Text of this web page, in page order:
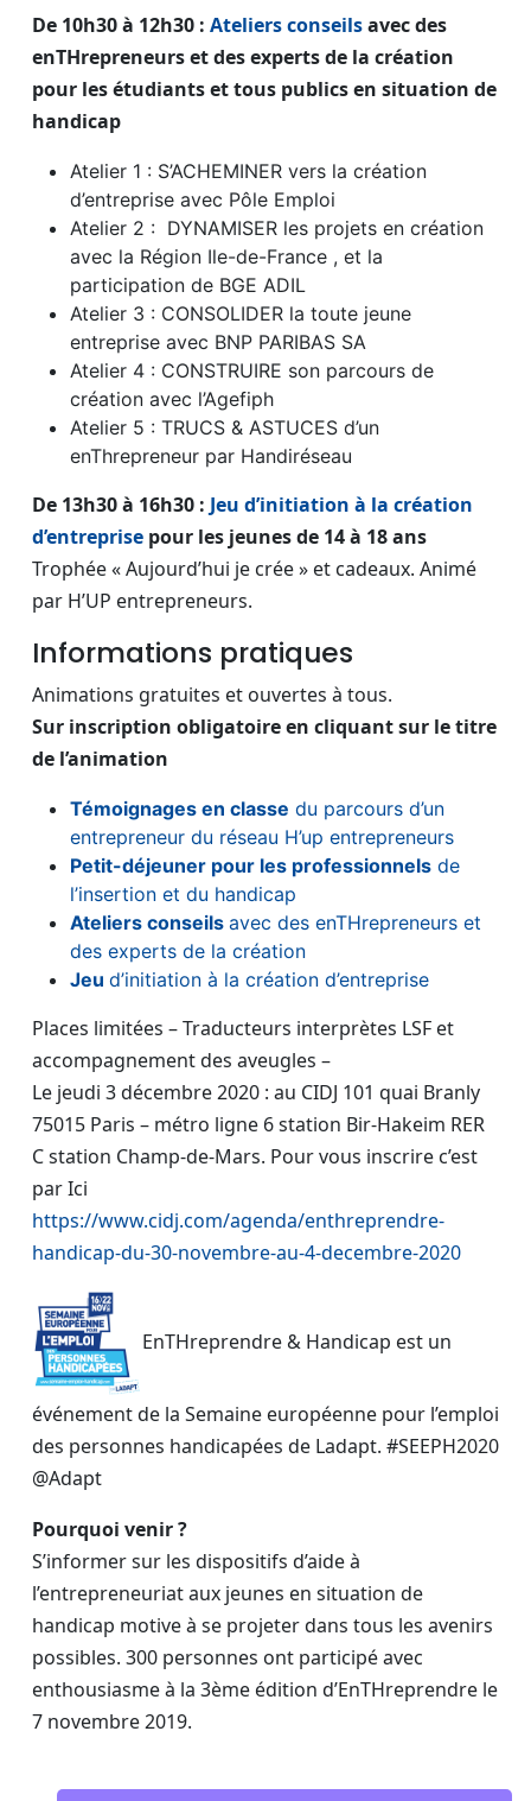
De 10h30 à 12h30 : Ateliers conseilsavec des
enTHrepreneurs et des experts de la création
pour les étudiants et tous publics en situation de
handicap
Atelier 1 : S’ACHEMINER vers la création
d’entreprise avec Pôle Emploi
Atelier 2 : DYNAMISER les projets en création
avec la Région Ile-de-France , et la
participation de BGE ADIL
Atelier 3 : CONSOLIDER la toute jeune
entreprise avec BNP PARIBAS SA
Atelier 4 : CONSTRUIRE son parcours de
création avec l’Agefiph
Atelier 5 : TRUCS & ASTUCES d’un
enThrepreneur par Handiréseau
De 13h30 à 16h30 : Jeu d’initiation à la création
d’entreprise pour les jeunes de 14 à 18 ans
Trophée « Aujourd’hui je crée » et cadeaux. Animé
par H’UP entrepreneurs.
Informations pratiques
Animations gratuites et ouvertes à tous.
Sur inscription obligatoire en cliquant sur le titre
de l’animation
Témoignages en classe du parcours d’un
entrepreneur du réseau H’up entrepreneurs
Petit-déjeuner pour les professionnels de
l’insertion et du handicap
Ateliers conseils avec des enTHrepreneurs et
des experts de la création
Jeu d’initiation à la création d’entreprise
Places limitées – Traducteurs interprètes LSF et
accompagnement des aveugles –
Le jeudi 3 décembre 2020 : au CIDJ 101 quai Branly
75015 Paris – métro ligne 6 station Bir-Hakeim RER
C station Champ-de-Mars. Pour vous inscrire c’est
par Ici
https://www.cidj.com/agenda/enthreprendre-
handicap-du-30-novembre-au-4-decembre-2020
EnTHreprendre & Handicap est un
événement de la Semaine européenne pour l’emploi
des personnes handicapées de Ladapt. #SEEPH2020
@Adapt
Pourquoi venir ?
S’informer sur les dispositifs d’aide à
l’entrepreneuriat aux jeunes en situation de
handicap motive à se projeter dans tous les avenirs
possibles. 300 personnes ont participé avec
enthousiasme à la 3ème édition d’EnTHreprendre le
7 novembre 2019.